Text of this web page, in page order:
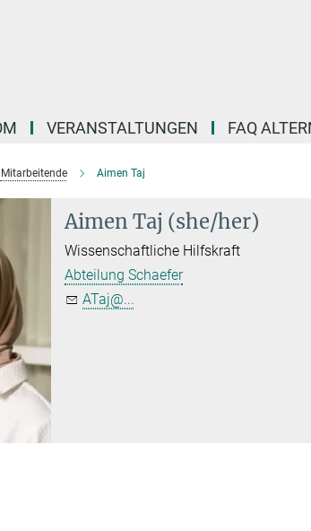
VERANSTALTUNGEN FAQ
Mitarbeitende Aimen Taj
Aimen Taj (she/her)
Wissenschaftliche Hilfskraft
Abteilung Schaefer
ATaj@...